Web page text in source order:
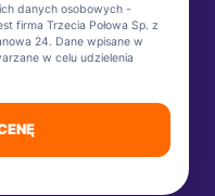
danych osobowych -
firma Trzecia Połowa Sp. z
24. Dane wpisane w
w celu udzielenia